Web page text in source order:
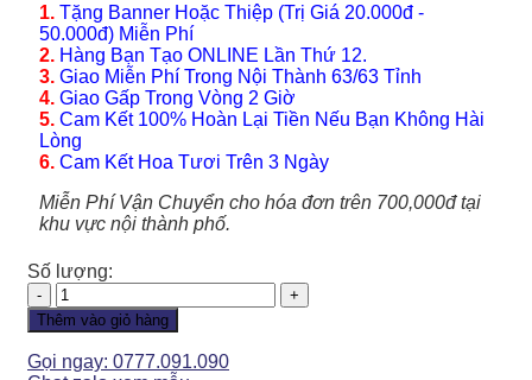
1. Tặng Banner Hoặc Thiệp (Trị Giá 20.000đ -
50.000đ) Miễn Phí
2. Hàng Bạn Tạo ONLINE Lần Thứ 12.
3. Giao Miễn Phí Trong Nội Thành 63/63 Tỉnh
4. Giao Gấp Trong Vòng 2 Giờ
5. Cam Kết 100% Hoàn Lại Tiền Nếu Bạn Không Hài
Lòng
6. Cam Kết Hoa Tươi Trên 3 Ngày
Miễn Phí Vận Chuyển cho hóa đơn trên 700,000đ tại
khu vực nội thành phố.
Số lượng:
Lan
Hồ
Điệp
-
Thêm vào giỏ hàng
Gọi ngay: 0777.091.090